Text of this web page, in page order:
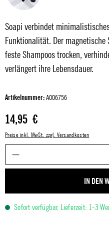
Soapi verbindet
Funktionalität. Der
feste Shampoos trocken,
verlängert ihre Lebensdauer.
Artikelnummer:A006756
Regulärer Preis:
14,95 €
Preise inkl. MwSt. zzgl. Versandkosten
IN DEN
Sofort verfügbar, Lieferzeit: 1-3